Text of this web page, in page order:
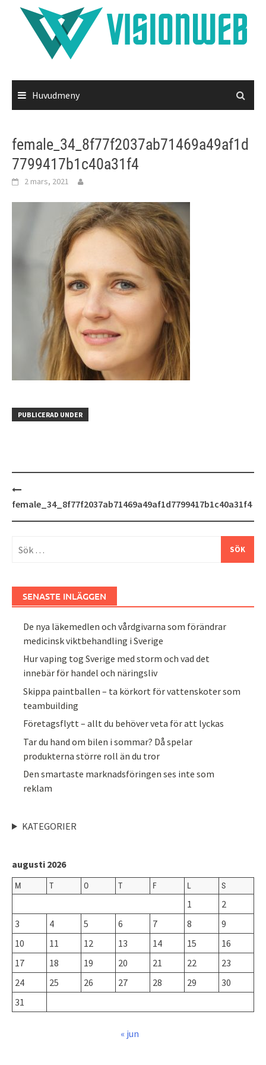
Hoppa
Huvudmeny
female_34_8f77f2037ab71469a49af1d
7799417b1c40a31f4
2 mars, 2021
PUBLICERAD UNDER
Inläggsnavigering
female_34_8f77f2037ab71469a49af1d7799417b1c40a31f4
efter:
SENASTE INLÄGGEN
De nya läkemedlen och vårdgivarna som förändrar
medicinsk viktbehandling i Sverige
Hur vaping tog Sverige med storm och vad det
innebär för handel och näringsliv
Skippa paintballen – ta körkort för vattenskoter som
teambuilding
Företagsflytt – allt du behöver veta för att lyckas
Tar du hand om bilen i sommar? Då spelar
produkterna större roll än du tror
Den smartaste marknadsföringen ses inte som
reklam
KATEGORIER
augusti 2026
M T O T F L S
1
2
3
4 5 6 7 8
9
10
11 12 13 14 15
16
17
18 19 20 21 22
23
24
25 26 27 28 29
30
31
« jun